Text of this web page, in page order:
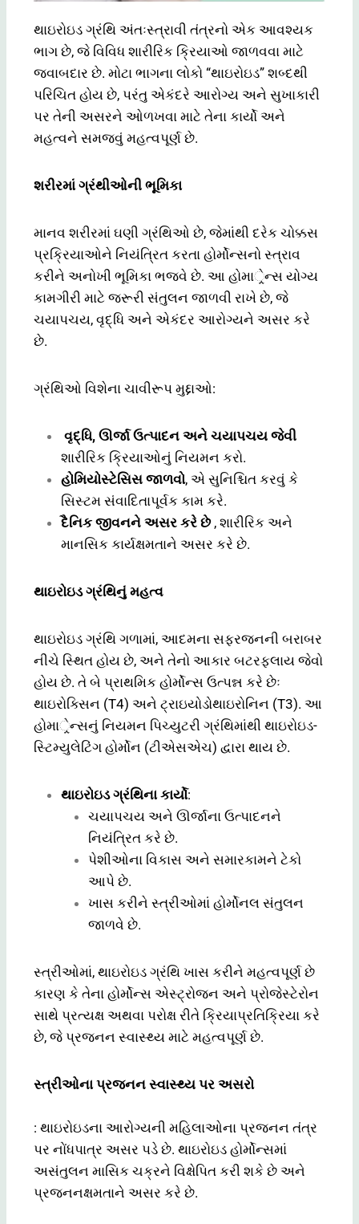
થાઇરોઇડ ગ્રંથિ અંતઃસ્ત્રાવી તંત્રનો એક આવશ્યક
ભાગ છે, જે વિવિધ શારીરિક ક્રિયાઓ જાળવવા માટે
જવાબદાર છે. મોટા ભાગના લોકો “થાઇરોઇડ” શબ્દથી
પરિચિત હોય છે, પરંતુ એકંદરે આરોગ્ય અને સુખાકારી
પર તેની અસરને ઓળખવા માટે તેના કાર્યો અને
મહત્વને સમજવું મહત્વપૂર્ણ છે.
શરીરમાં ગ્રંથીઓની ભૂમિકા
માનવ શરીરમાં ઘણી ગ્રંથિઓ છે, જેમાંથી દરેક ચોક્કસ
પ્રક્રિયાઓને નિયંત્રિત કરતા હોર્મોન્સનો સ્ત્રાવ
કરીને અનોખી ભૂમિકા ભજવે છે. આ હોમાર્ેન્સ યોગ્ય
કામગીરી માટે જરૂરી સંતુલન જાળવી રાખે છે, જે
ચયાપચય, વૃદ્ધિ અને એકંદર આરોગ્યને અસર કરે
છે.
ગ્રંથિઓ વિશેના ચાવીરૂપ મુદ્દાઓ:
વૃદ્ધિ, ઊર્જા ઉત્પાદન અને ચયાપચય જેવી
શારીરિક ક્રિયાઓનું નિયમન કરો.
હોમિયોસ્ટેસિસ જાળવો, એ સુનિશ્ચિત કરવું કે
સિસ્ટમ સંવાદિતાપૂર્વક કામ કરે.
દૈનિક જીવનને અસર કરે છે , શારીરિક અને
માનસિક કાર્યક્ષમતાને અસર કરે છે.
થાઇરોઇડ ગ્રંથિનું મહત્વ
થાઇરોઇડ ગ્રંથિ ગળામાં, આદમના સફરજનની બરાબર
નીચે સ્થિત હોય છે, અને તેનો આકાર બટરફ્લાય જેવો
હોય છે. તે બે પ્રાથમિક હોર્મોન્સ ઉત્પન્ન કરે છેઃ
થાઇરોક્સિન (T4) અને ટ્રાઇયોડોથાઇરોનિન (T3). આ
હોમાર્ેન્સનું નિયમન પિચ્યુટરી ગ્રંથિમાંથી થાઇરોઇડ-
સ્ટિમ્યુલેટિંગ હોર્મોન (ટીએસએચ) દ્વારા થાય છે.
થાઇરોઇડ ગ્રંથિના કાર્યો:
ચયાપચય અને ઊર્જાના ઉત્પાદનને
નિયંત્રિત કરે છે.
પેશીઓના વિકાસ અને સમારકામને ટેકો
આપે છે.
ખાસ કરીને સ્ત્રીઓમાં હોર્મોનલ સંતુલન
જાળવે છે.
સ્ત્રીઓમાં, થાઇરોઇડ ગ્રંથિ ખાસ કરીને મહત્વપૂર્ણ છે
કારણ કે તેના હોર્મોન્સ એસ્ટ્રોજન અને પ્રોજેસ્ટેરોન
સાથે પ્રત્યક્ષ અથવા પરોક્ષ રીતે ક્રિયાપ્રતિક્રિયા કરે
છે, જે પ્રજનન સ્વાસ્થ્ય માટે મહત્વપૂર્ણ છે.
સ્ત્રીઓના પ્રજનન સ્વાસ્થ્ય પર અસરો
: થાઇરોઇડના આરોગ્યની મહિલાઓના પ્રજનન તંત્ર
પર નોંધપાત્ર અસર પડે છે. થાઇરોઇડ હોર્મોન્સમાં
અસંતુલન માસિક ચક્રને વિક્ષેપિત કરી શકે છે અને
પ્રજનનક્ષમતાને અસર કરે છે.